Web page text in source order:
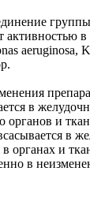
активностью
aeruginosa,
в
органов и
в
органах и
в